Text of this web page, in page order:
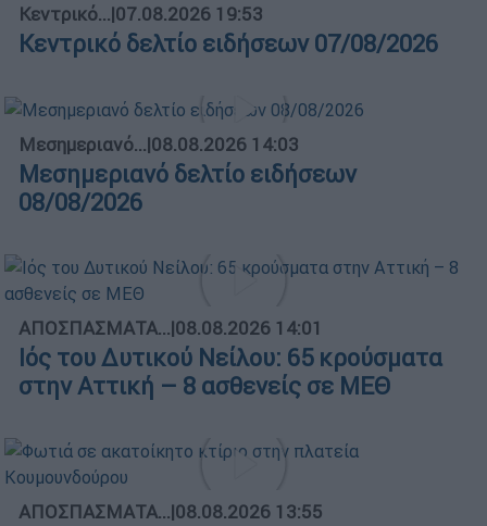
Κεντρικό...|07.08.2026 19:53
Κεντρικό δελτίο ειδήσεων 07/08/2026
Μεσημεριανό...|08.08.2026 14:03
Μεσημεριανό δελτίο ειδήσεων
08/08/2026
ΑΠΟΣΠΑΣΜΑΤΑ...|08.08.2026 14:01
Ιός του Δυτικού Νείλου: 65 κρούσματα
στην Αττική – 8 ασθενείς σε ΜΕΘ
ΑΠΟΣΠΑΣΜΑΤΑ...|08.08.2026 13:55